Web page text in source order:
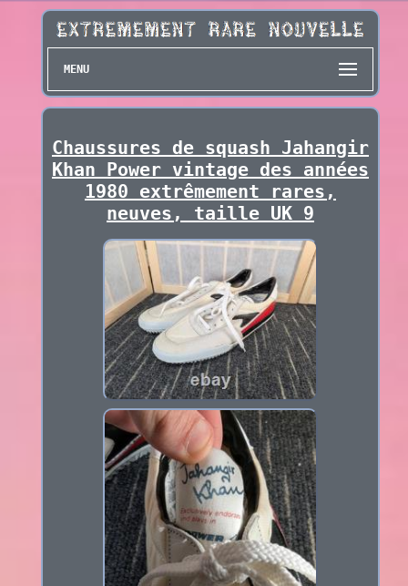
MENU
Chaussures de squash Jahangir
Khan Power vintage des années
1980 extrêmement rares,
neuves, taille UK 9